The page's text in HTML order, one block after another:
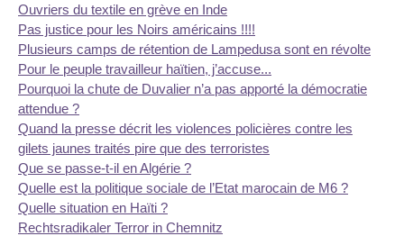
Ouvriers du textile en grève en Inde
Pas justice pour les Noirs américains !!!!
Plusieurs camps de rétention de Lampedusa sont en révolte
Pour le peuple travailleur haïtien, j’accuse...
Pourquoi la chute de Duvalier n’a pas apporté la démocratie
attendue ?
Quand la presse décrit les violences policières contre les
gilets jaunes traités pire que des terroristes
Que se passe-t-il en Algérie ?
Quelle est la politique sociale de l’Etat marocain de M6 ?
Quelle situation en Haïti ?
Rechtsradikaler Terror in Chemnitz